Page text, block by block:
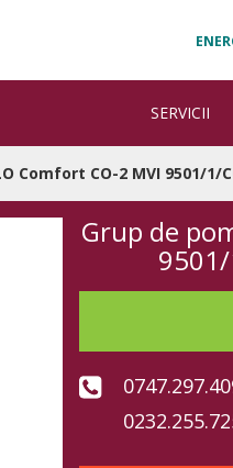
SERVICII
Comfort CO-2 MVI 9501/1/
Grup de